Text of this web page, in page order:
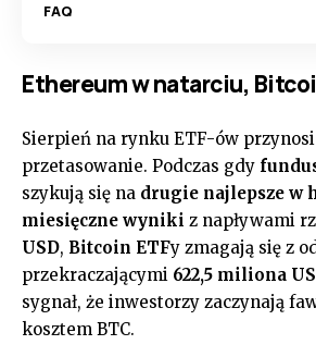
FAQ
Ethereum w natarciu,
Sierpień na rynku ETF-ów
przetasowanie. Podczas gdy
szykują się na drugie najlepsze w
miesięczne wyniki z napływami
USD, Bitcoin ETFy zmagają się z
przekraczającymi 622,5 miliona
sygnał, że inwestorzy zaczynają
kosztem BTC.